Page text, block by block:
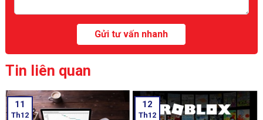
Tin liên quan
11
Th12
12
Th12